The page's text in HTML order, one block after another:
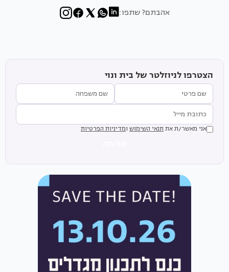
אהבתם? שתפו:
הצטרפו לניוזלטר של בית ונוי
אני מאשר/ת את תנאי השימוש ומדיניות הפרטיות